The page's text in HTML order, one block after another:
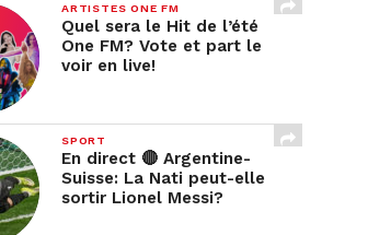
ARTISTES ONE FM
Quel sera le Hit de l’été
One FM? Vote et part le
voir en live!
SPORT
En direct 🔴 Argentine-
Suisse: La Nati peut-elle
sortir Lionel Messi?